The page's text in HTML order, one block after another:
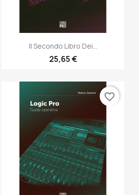
Anteprima
Il Secondo Libro Dei...
25,65 €
favorite_border